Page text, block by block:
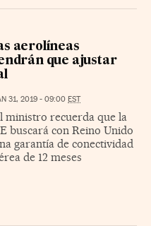
aerolíneas
que ajustar
31, 2019 - 09:00 EST
ministro recuerda que la
buscará con Reino Unido
garantía de conectividad
de 12 meses